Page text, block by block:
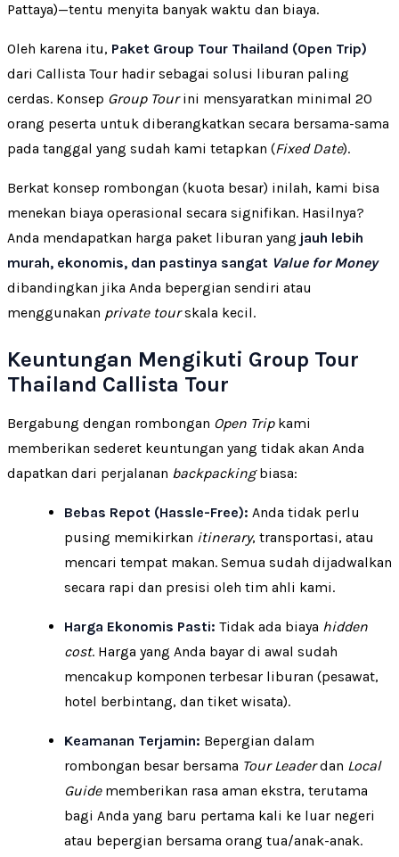
Pattaya)—tentu menyita banyak waktu dan biaya.
Oleh karena itu, Paket Group Tour Thailand (Open Trip)
dari Callista Tour hadir sebagai solusi liburan paling
cerdas. Konsep Group Tourini mensyaratkan minimal 20
orang peserta untuk diberangkatkan secara bersama-sama
pada tanggal yang sudah kami tetapkan (Fixed Date).
Berkat konsep rombongan (kuota besar) inilah, kami bisa
menekan biaya operasional secara signifikan. Hasilnya?
Anda mendapatkan harga paket liburan yang jauh lebih
murah, ekonomis, dan pastinya sangat Value for Money
dibandingkan jika Anda bepergian sendiri atau
menggunakan private tourskala kecil.
Keuntungan Mengikuti Group Tour
Thailand Callista Tour
Bergabung dengan rombongan Open Tripkami
memberikan sederet keuntungan yang tidak akan Anda
dapatkan dari perjalanan backpackingbiasa:
Bebas Repot (Hassle-Free): Anda tidak perlu
pusing memikirkan itinerary, transportasi, atau
mencari tempat makan. Semua sudah dijadwalkan
secara rapi dan presisi oleh tim ahli kami.
Harga Ekonomis Pasti: Tidak ada biaya hidden
cost. Harga yang Anda bayar di awal sudah
mencakup komponen terbesar liburan (pesawat,
hotel berbintang, dan tiket wisata).
Keamanan Terjamin: Bepergian dalam
rombongan besar bersama Tour Leaderdan Local
Guidememberikan rasa aman ekstra, terutama
bagi Anda yang baru pertama kali ke luar negeri
atau bepergian bersama orang tua/anak-anak.